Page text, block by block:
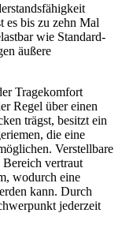
es bis zu zehn Mal
wie Standard-
äußere
Tragekomfort
Regel über einen
trägst, besitzt ein
die eine
Verstellbare
vertraut
wodurch eine
kann. Durch
jederzeit